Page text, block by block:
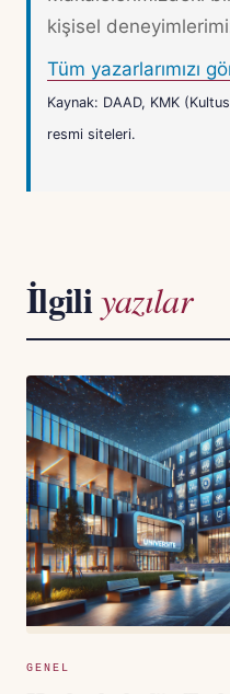
kişisel
Tüm yazarlarımızı
Kaynak: DAAD, KMK
resmi siteleri.
İlgiliyazılar
GENEL